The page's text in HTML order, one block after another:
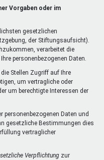
Vorgaben oder im
gesetzlichen
der Stiftungsaufsicht).
verarbeitet die
personenbezogenen Daten.
Stellen Zugriff auf Ihre
um vertragliche oder
um berechtigte Interessen der
Daten und
gesetzliche Bestimmungen dies
vertraglicher
Verpflichtung zur